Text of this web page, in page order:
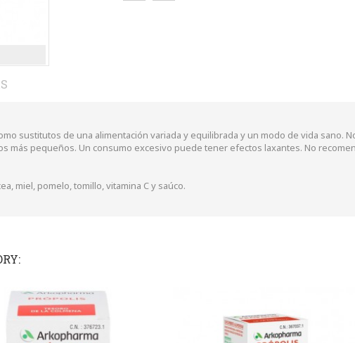
sustitutos de una alimentación variada y equilibrada y un modo de vida sano.
más pequeños. Un consumo excesivo puede tener efectos laxantes. No
miel, pomelo, tomillo, vitamina C y saúco.